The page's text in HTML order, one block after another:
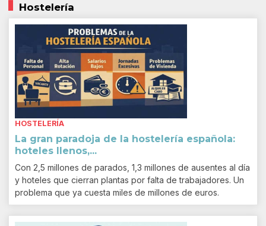
Hostelería
HOSTELERÍA
La gran paradoja de la hostelería española:
hoteles llenos,...
Con 2,5 millones de parados, 1,3 millones de ausentes al día
y hoteles que cierran plantas por falta de trabajadores. Un
problema que ya cuesta miles de millones de euros.